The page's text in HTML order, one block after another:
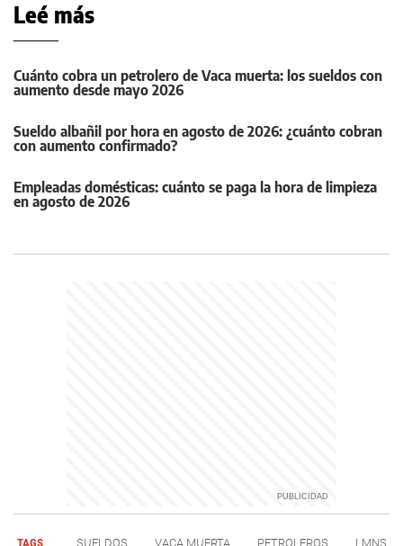
Leé más
Cuánto cobra un petrolero de Vaca muerta: los sueldos con
aumento desde mayo 2026
Sueldo albañil por hora en agosto de 2026: ¿cuánto cobran
con aumento confirmado?
Empleadas domésticas: cuánto se paga la hora de limpieza
en agosto de 2026
TAGS SUELDOS VACA MUERTA PETROLEROS LMNS